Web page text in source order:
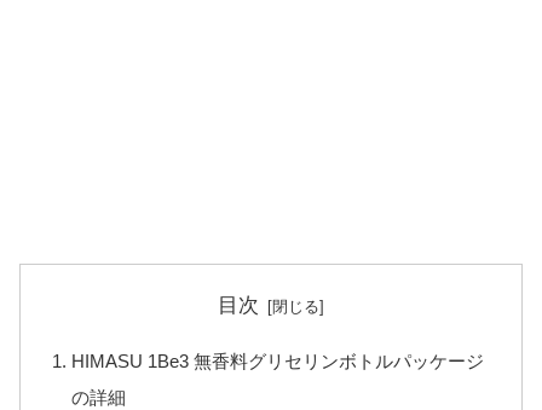
目次
HIMASU 1Be3 無香料グリセリンボトルパッケージ
の詳細